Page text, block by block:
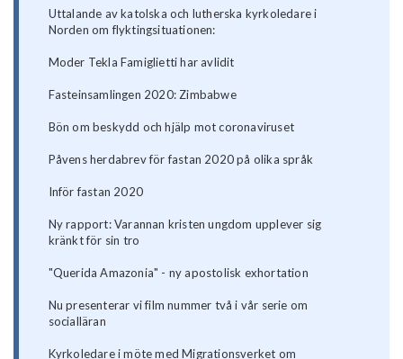
Uttalande av katolska och lutherska kyrkoledare i
Norden om flyktingsituationen:
Moder Tekla Famiglietti har avlidit
Fasteinsamlingen 2020: Zimbabwe
Bön om beskydd och hjälp mot coronaviruset
Påvens herdabrev för fastan 2020 på olika språk
Inför fastan 2020
Ny rapport: Varannan kristen ungdom upplever sig
kränkt för sin tro
"Querida Amazonia" - ny apostolisk exhortation
Nu presenterar vi film nummer två i vår serie om
socialläran
Kyrkoledare i möte med Migrationsverket om